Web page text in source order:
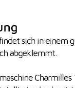
sich in einem
abgeklemmt.
Charmilles